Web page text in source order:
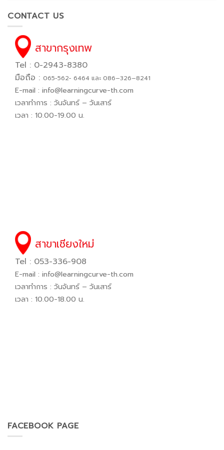
CONTACT US
สาขากรุงเทพ
Tel : 0-2943-8380
มือถือ : 065−562− 6464 และ 086–326–8241
E-mail : info@learningcurve-th.com
เวลาทำการ : วันจันทร์ – วันเสาร์
เวลา : 10.00-19.00 น.
สาขาเชียงใหม่
Tel : 053-336-908
E-mail : info@learningcurve-th.com
เวลาทำการ : วันจันทร์ – วันเสาร์
เวลา : 10.00-18.00 น.
FACEBOOK PAGE